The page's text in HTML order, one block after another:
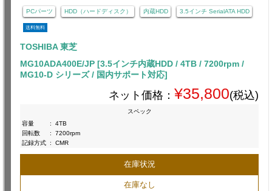
PCパーツ HDD（ハードディスク） 内蔵HDD 3.5インチ SerialATA HDD
送料無料
TOSHIBA 東芝
MG10ADA400E/JP [3.5インチ内蔵HDD / 4TB / 7200rpm /
MG10-D シリーズ / 国内サポート対応]
ネット価格： ¥35,800(税込)
スペック
容量
:
4TB
回転数
:
7200rpm
記録方式 : CMR
在庫状況
在庫なし